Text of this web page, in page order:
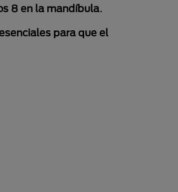
8 en la mandíbula.
para que el